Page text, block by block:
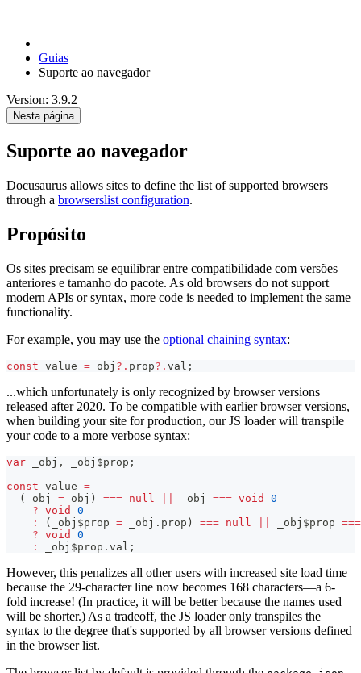
Guias
Suporte ao navegador
Version: 3.9.2
Nesta página
Suporte ao navegador
Docusaurus allows sites to define the list of supported browsers
through a browserslist configuration.
Propósito
Os sites precisam se equilibrar entre compatibilidade com versões
anteriores e tamanho do pacote. As old browsers do not support
modern APIs or syntax, more code is needed to implement the same
functionality.
For example, you may use the optional chaining syntax:
const value = obj ?. prop?. val ;
...which unfortunately is only recognized by browser versions
released after 2020. To be compatible with earlier browser versions,
when building your site for production, our JS loader will transpile
your code to a more verbose syntax:
var _obj , _obj$prop ;
const value =
(
_obj = obj ) === null _obj === void
0
? void
0
:
( _obj$prop = _obj . prop ) === null _obj$prop ===
? void
0
:
_obj$prop . val ;
However, this penalizes all other users with increased site load time
because the 29-character line now becomes 168 characters—a 6-
fold increase! (In practice, it will be better because the names used
will be shorter.) As a tradeoff, the JS loader only transpiles the
syntax to the degree that's supported by all browser versions defined
in the browser list.